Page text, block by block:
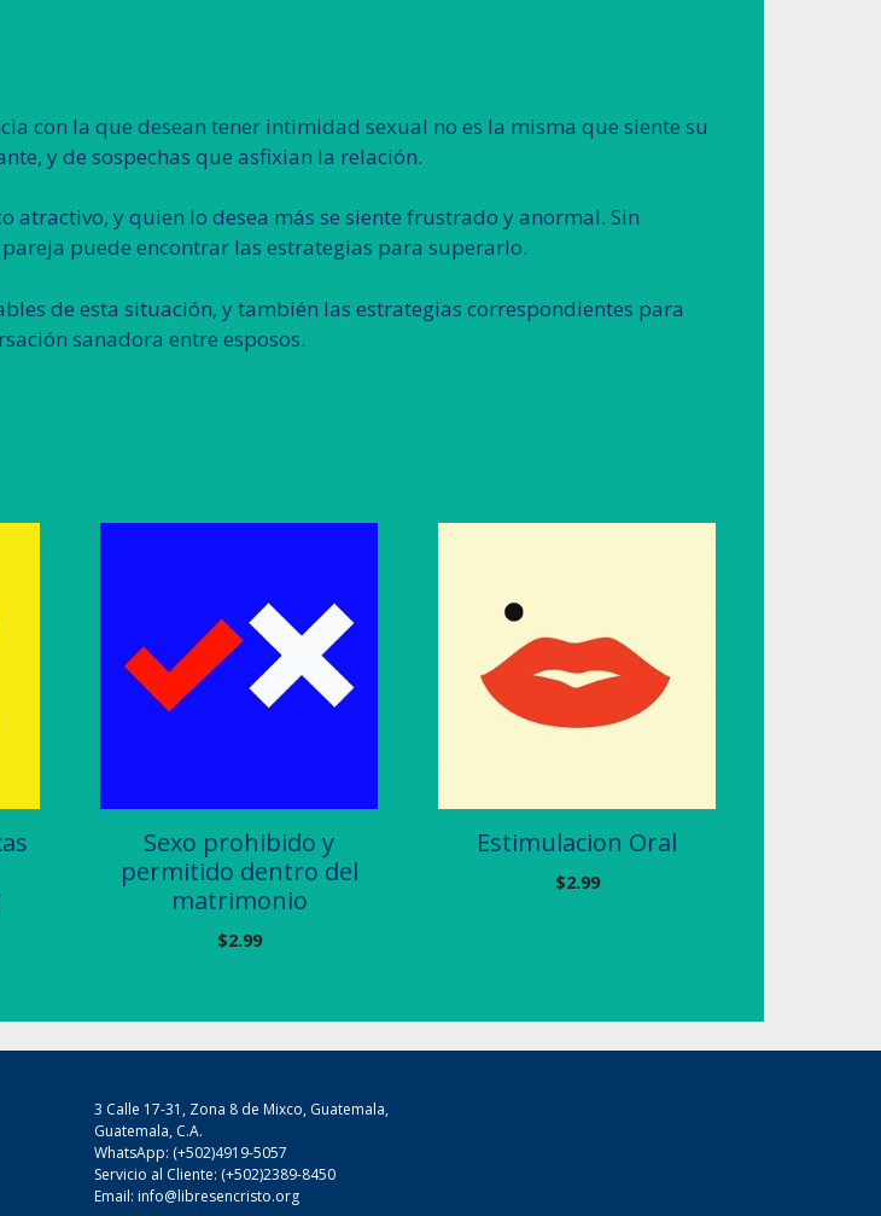
con la que desean tener intimidad sexual no es la misma que siente su
y de sospechas que asfixian la relación.
atractivo, y quien lo desea más se siente frustrado y anormal. Sin
puede encontrar las estrategias para superarlo.
de esta situación, y también las estrategias correspondientes para
sanadora entre esposos.
Sexo prohibido y
permitido dentro del
matrimonio
$2.99
Estimulacion Oral
$2.99
3 Calle 17-31, Zona 8 de Mixco, Guatemala,
Guatemala, C.A.
WhatsApp: (+502)4919-5057
Servicio al Cliente: (+502)2389-8450
Email: info@libresencristo.org